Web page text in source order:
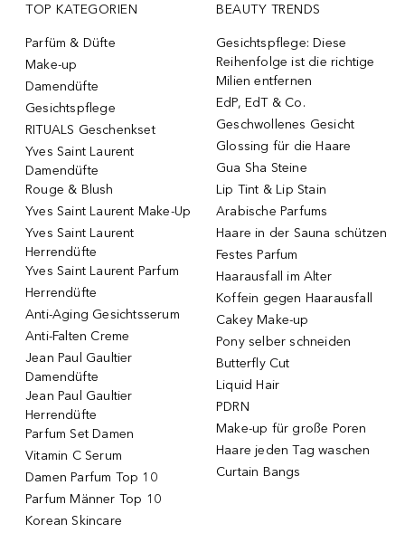
TOP KATEGORIEN
Parfüm & Düfte
Make-up
Damendüfte
Gesichtspflege
RITUALS Geschenkset
Yves Saint Laurent
Damendüfte
Rouge & Blush
Yves Saint Laurent Make-Up
Yves Saint Laurent
Herrendüfte
Yves Saint Laurent Parfum
Herrendüfte
Anti-Aging Gesichtsserum
Anti-Falten Creme
Jean Paul Gaultier
Damendüfte
Jean Paul Gaultier
Herrendüfte
Parfum Set Damen
Vitamin C Serum
Damen Parfum Top 10
Parfum Männer Top 10
Korean Skincare
BEAUTY TRENDS
Gesichtspflege: Diese
Reihenfolge ist die richtige
Milien entfernen
EdP, EdT & Co.
Geschwollenes Gesicht
Glossing für die Haare
Gua Sha Steine
Lip Tint & Lip Stain
Arabische Parfums
Haare in der Sauna schützen
Festes Parfum
Haarausfall im Alter
Koffein gegen Haarausfall
Cakey Make-up
Pony selber schneiden
Butterfly Cut
Liquid Hair
PDRN
Make-up für große Poren
Haare jeden Tag waschen
Curtain Bangs